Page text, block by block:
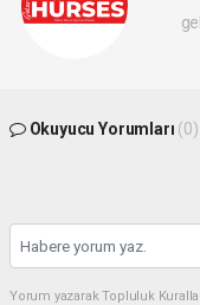
Okuyucu Yorumları (0)
Yorum yazarak Topluluk